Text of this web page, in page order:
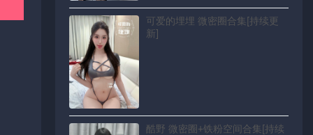
可爱的埋埋 微密圈合集[持续更
新]
酷野 微密圈+铁粉空间合集[持续